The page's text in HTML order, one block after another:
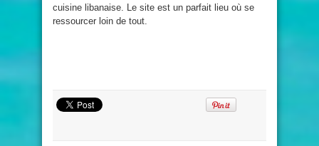
cuisine libanaise. Le site est un parfait lieu où se
ressourcer loin de tout.